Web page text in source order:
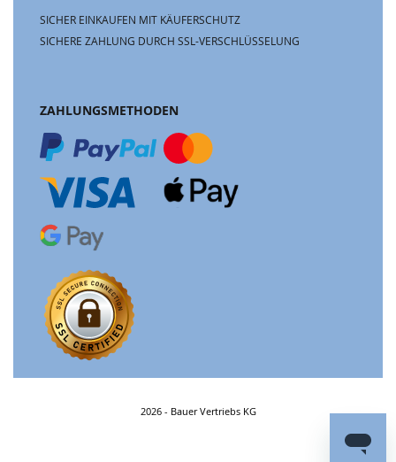
SICHER EINKAUFEN MIT KÄUFERSCHUTZ
SICHERE ZAHLUNG DURCH SSL-VERSCHLÜSSELUNG
ZAHLUNGSMETHODEN
2026 - Bauer Vertriebs KG